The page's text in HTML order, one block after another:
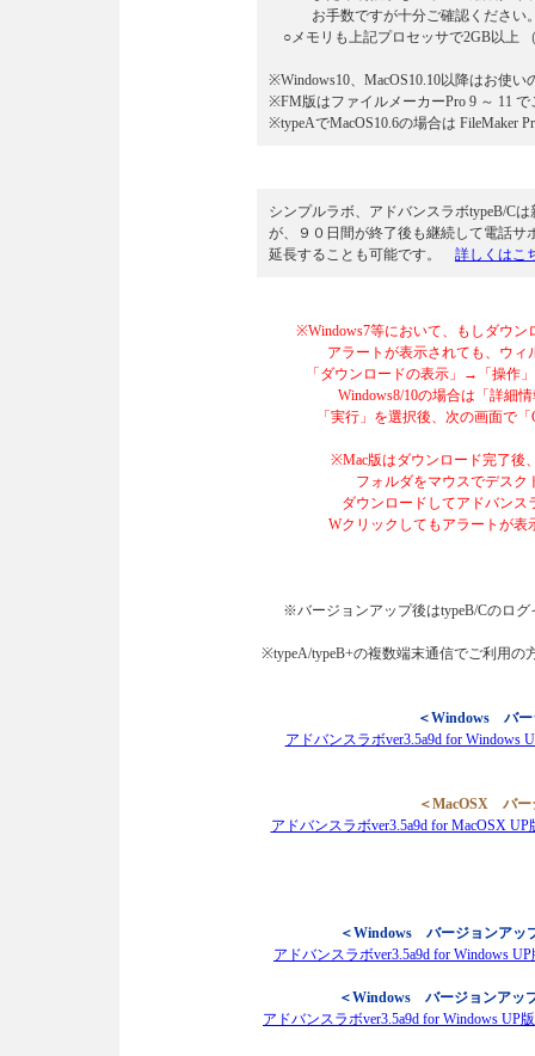
お手数ですが十分ご確認ください
○メモリも上記プロセッサで2GB以上
※Windows10、MacOS10.10以降はお使
※FM版はファイルメーカーPro 9 ～ 11
※typeAでMacOS10.6の場合は FileMaker
シンプルラボ、アドバンスラボtypeB/C
が、９０日間が終了後も継続して電話
延長することも可能です。 詳しくはこ
※Windows7等において、もしダウン
アラートが表示されても、ウィ
「ダウンロードの表示」→「操作」
Windows8/10の場合は「詳細情
「実行」を選択後、次の画面で「
※Mac版はダウンロード完了後
フォルダをマウスでデス
ダウンロードしてアドバン
Wクリックしてもアラートが表
※バージョンアップ後はtypeB/Cのロ
※typeA/typeB+の複数端末通信でご利用の
＜Windows バ
アドバンスラボver3.5a9d for Windows
＜MacOSX バ
アドバンスラボver3.5a9d for MacOSX
＜Windows バージョンア
アドバンスラボver3.5a9d for Windows
＜Windows バージョンア
アドバンスラボver3.5a9d for Windows UP